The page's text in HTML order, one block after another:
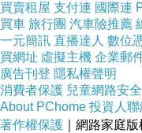
買賣租屋 支付連 國際連
買車 旅行團 汽車險推薦
一元簡訊 直播達人 數位
買網址 虛擬主機 企業郵
廣告刊登 隱私權聲明
消費者保護 兒童網路安全
About PChome 投資人聯
著作權保護 ｜網路家庭